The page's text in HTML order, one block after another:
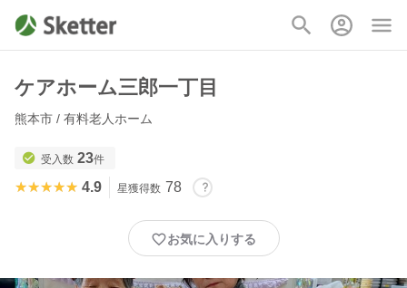
ケアホーム三郎一丁目
熊本市 / 有料老人ホーム
受入数 23件
★★★★★
★★★★★ 4.9 星獲得数 78
お気に入りする